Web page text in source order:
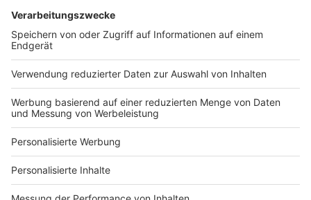
Services
Bauprojekt-Quiz
Häuser-Suche
Hausanbieter-Suche
Bauprojekt-Profil
Für Unternehmen
Ihre Baufirma auf bauen.de
Kostenloses Infogespräch